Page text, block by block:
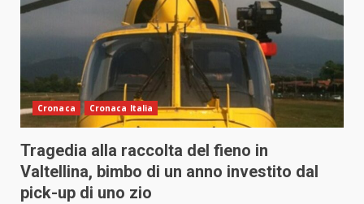
Cronaca Cronaca Italia
Tragedia alla raccolta del fieno in
Valtellina, bimbo di un anno investito dal
pick-up di uno zio